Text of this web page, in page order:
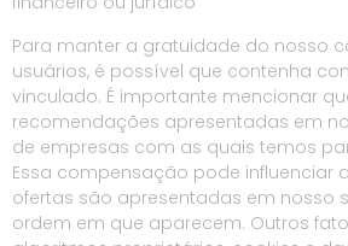
Para manter a gratuidade do nosso
usuários, é possível que contenha
vinculado. É importante mencionar
recomendações apresentadas em
de empresas com as quais temos
Essa compensação pode influenciar
ofertas são apresentadas em nosso
ordem em que aparecem. Outros